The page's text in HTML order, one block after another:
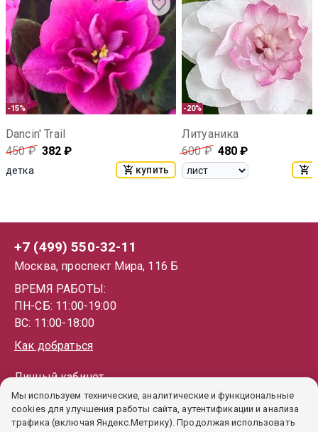
-15%
Dancin' Trail
450₽ 382 ₽
детка купить
-20%
Литуаника
600₽ 480 ₽
+7 (499) 550-32-11
Москва, проспект Мира, 116 Б
ВРЕМЯ РАБОТЫ:
ПН-СБ: 11:00-19:00
ВС: 11:00-18:00
Как добраться
Личный кабинет
Каталог
Как купить
Мы используем технические, аналитические и функциональные
cookies для улучшения работы сайта, аутентификации и анализа
трафика (включая Яндекс.Метрику). Продолжая использовать